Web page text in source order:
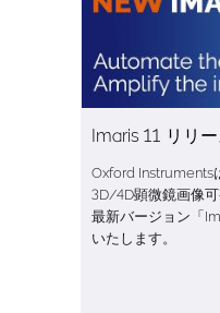
Imaris 11 リリー
Oxford Instruments
3D/4D顕微鏡画像
最新バージョン「
いたします。